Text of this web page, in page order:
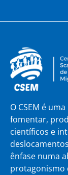
O CSEM é
fomentar,
científicos e
ênfase numa
protagonismo